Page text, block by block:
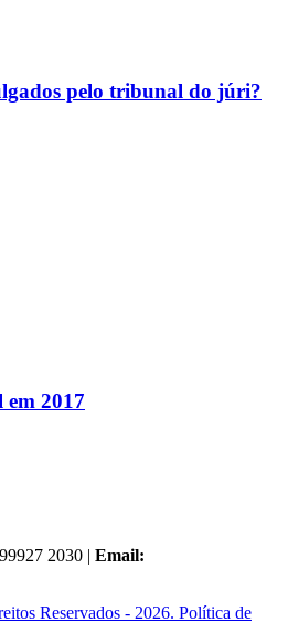
pelo tribunal do júri?
2017
2030 | Email:
Reservados - 2026. Política de